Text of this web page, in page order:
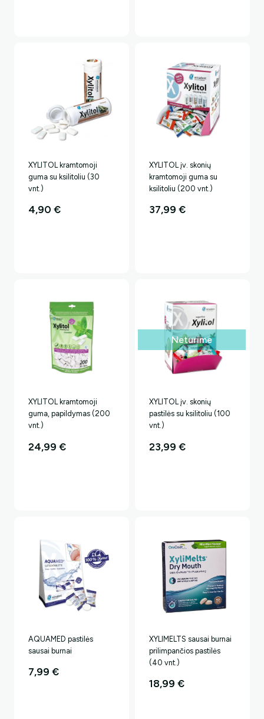
XYLITOL kramtomoji
guma su ksilitoliu (30
vnt.)
4,90€
XYLITOL įv. skonių
kramtomoji guma su
ksilitoliu (200 vnt.)
37,99€
XYLITOL kramtomoji
guma, papildymas (200
vnt.)
24,99€
Neturime
XYLITOL įv. skonių
pastilės su ksilitoliu (100
vnt.)
23,99€
AQUAMED pastilės
sausai burnai
7,99€
XYLIMELTS sausai burnai
prilimpančios pastilės
(40 vnt.)
18,99€
Ar norėtumėte papildomos
nuolaidos?
Ne, ačiū.. Mokėsiu pilną kainą.